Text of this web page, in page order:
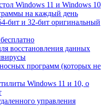
Windows 11 и Windows 10
на каждый день
бит и 32-бит оригинальный
восстановления данных
программ (которых не
Windows 11 и 10, о
управления